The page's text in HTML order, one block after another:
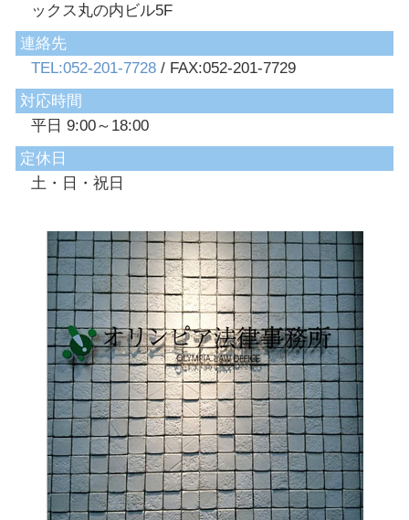
ックス丸の内ビル5F
連絡先
TEL:052-201-7728 / FAX:052-201-7729
対応時間
平日 9:00～18:00
定休日
土・日・祝日